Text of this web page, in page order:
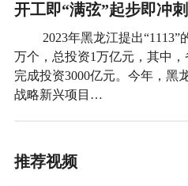
开工即“满弦”起步即冲
2023年黑龙江提出
万个，总投资1万亿元，其中
完成投资3000亿元。今年，黑
战略新兴项目…
推荐视频